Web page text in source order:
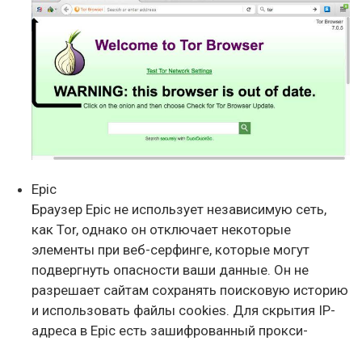
Epic
Браузер Epic не использует независимую сеть,
как Tor, однако он отключает некоторые
элементы при веб-серфинге, которые могут
подвергнуть опасности ваши данные. Он не
разрешает сайтам сохранять поисковую историю
и использовать файлы cookies. Для скрытия IP-
адреса в Epic есть зашифрованный прокси-